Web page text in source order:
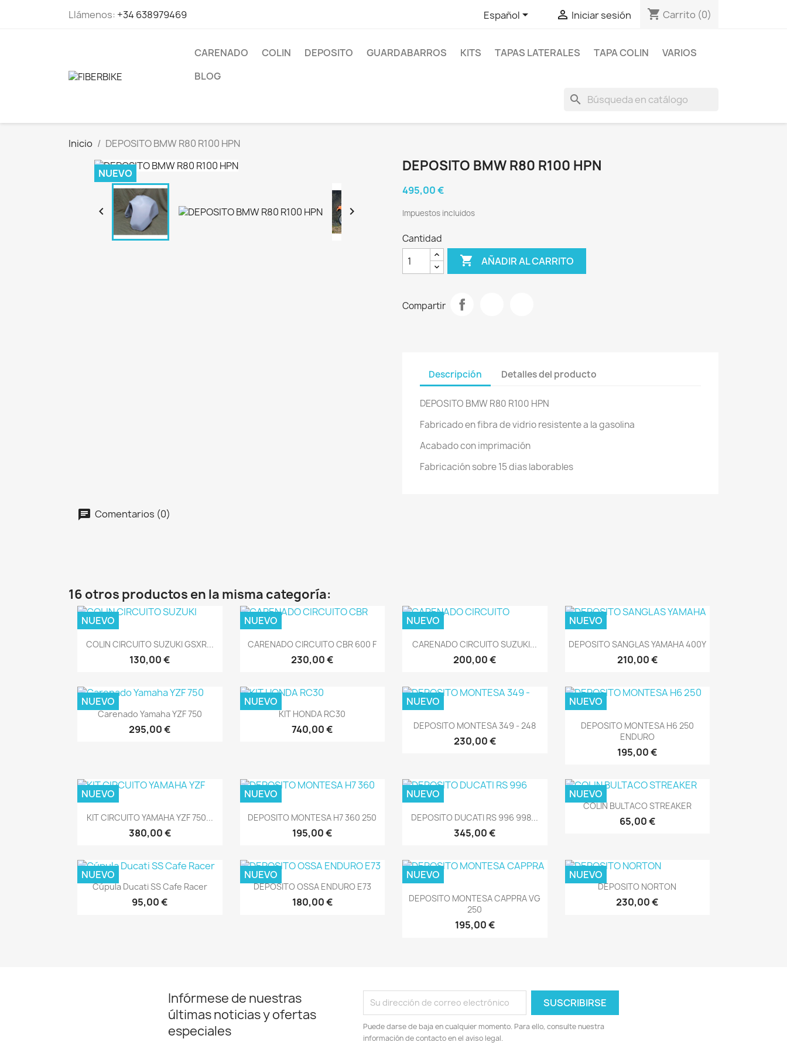
Llámenos: +34 638979469 Español  Iniciar sesión shopping_cart Carrito (0)
CARENADO COLIN DEPOSITO GUARDABARROS KITS TAPAS LATERALES TAPA COLIN
VARIOS
BLOG
search
Inicio DEPOSITO BMW R80 R100 HPN
NUEVO
 
DEPOSITO BMW R80 R100 HPN
495,00 €
Impuestos incluidos
Cantidad
 AÑADIR AL CARRITO
Compartir
Descripción Detalles del producto
DEPOSITO BMW R80 R100 HPN
Fabricado en fibra de vidrio resistente a la gasolina
Acabado con imprimación
Fabricación sobre 15 dias laborables
Comentarios (0)
16 otros productos en la misma categoría:
Vista rápida
COLIN CIRCUITO SUZUKI GSXR...
130,00 €
NUEVO
Vista rápida
CARENADO CIRCUITO CBR 600 F
230,00 €
NUEVO
Vista rápida
CARENADO CIRCUITO SUZUKI...
200,00 €
NUEVO
Vista rápida
DEPOSITO SANGLAS YAMAHA 400Y
210,00 €
NUEVO
Vista rápida
Carenado Yamaha YZF 750
295,00 €
NUEVO
Vista rápida
KIT HONDA RC30
740,00 €
NUEVO
Vista rápida
DEPOSITO MONTESA 349 - 248
230,00 €
NUEVO
Vista rápida
DEPOSITO MONTESA H6 250
ENDURO
195,00 €
NUEVO
Vista rápida
KIT CIRCUITO YAMAHA YZF 750...
380,00 €
NUEVO
Vista rápida
DEPOSITO MONTESA H7 360 250
195,00 €
NUEVO
Vista rápida
DEPOSITO DUCATI RS 996 998...
345,00 €
NUEVO
 Vista rápida
COLIN BULTACO STREAKER
65,00 €
NUEVO
Vista rápida
Cúpula Ducati SS Cafe Racer
95,00 €
NUEVO
Vista rápida
DEPOSITO OSSA ENDURO E73
180,00 €
NUEVO
Vista rápida
DEPOSITO MONTESA CAPPRA VG
250
195,00 €
NUEVO
Vista rápida
DEPOSITO NORTON
230,00 €
NUEVO
Infórmese de nuestras
últimas noticias y ofertas
especiales
Puede darse de baja en cualquier momento. Para ello, consulte nuestra
información de contacto en el aviso legal.